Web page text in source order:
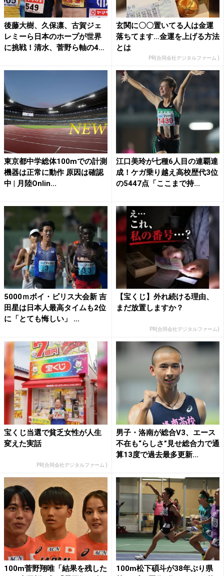
後藤大樹、久保凛、古賀ジェ
レミーら日本のホープが世界
に挑戦！清水、菅野ら軸の4
玄関に〇〇置いてる人は金運
落ちてます…金運を上げる方法
とは
PR(合同会社デジタルファーム )
東京都中学総体100mでの計測
機器は正常に動作 原因は確認
中 | 月陸Onlin...
江口美玲が七種6人目の連覇達
成！ケガ乗り越え高校歴代3位
の5447点「ここまで持...
5000ｍボイ・ビリス大会新 吉
田星は日本人最高タイムも2位
に「とても悔しい」 ...
【宝くじ】外れ続ける理由、
まだ放置しますか？
PR(合同会社デジタルファーム)
宝くじ当選で貧乏女性が人生
変えた実話
PR(合同会社デジタルファーム )
男子・洛南が総合V3、エース
不在も“らしさ”見せ総合力で通
算13度で過去最多更新...
100m菅野翔唯「結果を残した
100m松下碩斗が38年ぶり県